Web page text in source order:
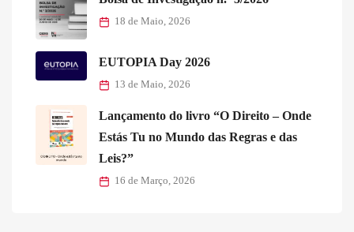
18 de Maio, 2026
EUTOPIA Day 2026
13 de Maio, 2026
Lançamento do livro “O Direito – Onde
Estás Tu no Mundo das Regras e das
Leis?”
16 de Março, 2026